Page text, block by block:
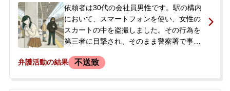
話で相談されました。ご依頼後、弁護士が
接見に向かう準備をしていたところ、勾留
請求が却下され、依頼者の身柄は釈放され
ました。依頼者は学校の処分が出た後に退
依頼者は30代の会社員男性です。駅の構内
において、スマートフォンを使い、女性の
スカートの中を盗撮しました。その行為を
第三者に目撃され、そのまま警察署で事情
した。後日、警察から再度事情聴取の連絡
弁護活動の結果 不送致